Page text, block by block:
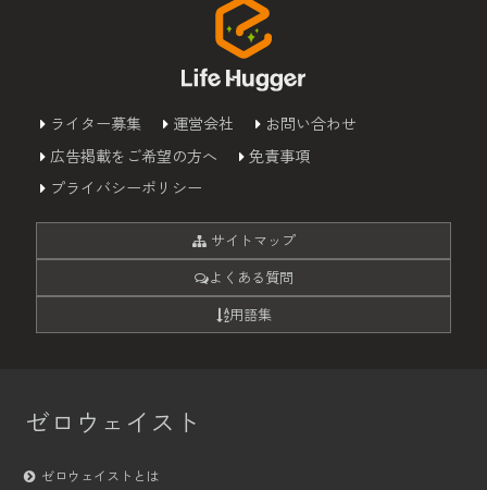
ライター募集 運営会社
お問い合わせ
広告掲載をご希望の方へ
免責事項
プライバシーポリシー
サイトマップ
よくある質問
用語集
ゼロウェイスト
ゼロウェイストとは